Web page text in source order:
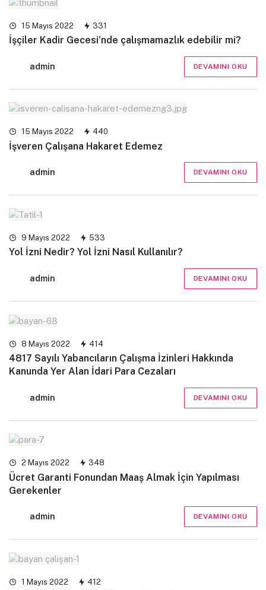
15 Mayıs 2022 331
İşçiler Kadir Gecesi’nde çalışmamazlık edebilir mi?
admin DEVAMINI OKU
15 Mayıs 2022 440
İşveren Çalışana Hakaret Edemez
admin DEVAMINI OKU
9 Mayıs 2022 533
Yol İzni Nedir? Yol İzni Nasıl Kullanılır?
admin DEVAMINI OKU
8 Mayıs 2022 414
4817 Sayılı Yabancıların Çalışma İzinleri Hakkında
Kanunda Yer Alan İdari Para Cezaları
admin DEVAMINI OKU
2 Mayıs 2022 348
Ücret Garanti Fonundan Maaş Almak İçin Yapılması
Gerekenler
admin DEVAMINI OKU
1 Mayıs 2022 412